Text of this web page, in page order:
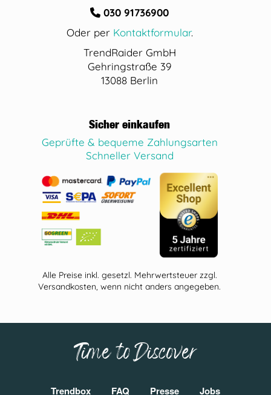
030 91736900
Oder per Kontaktformular.
TrendRaider GmbH
Gehringstraße 39
13088 Berlin
Sicher einkaufen
Geprüfte & bequeme Zahlungsarten
Schneller Versand
Alle Preise inkl. gesetzl. Mehrwertsteuer zzgl.
Versandkosten, wenn nicht anders angegeben.
Time to Discover
Trendbox FAQ Presse Jobs